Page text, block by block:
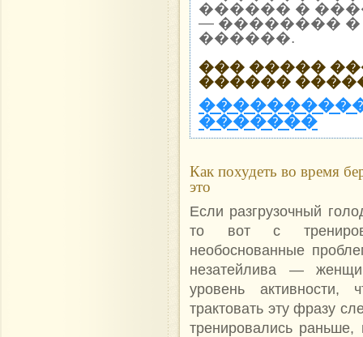
������ �
— ��������
������.
��� �����
������
�������
Как похудеть во время
это
Если разгрузочный
то вот с
необоснованные
незатейлива —
уровень
трактовать эту фразу
тренировались раньше,